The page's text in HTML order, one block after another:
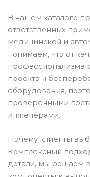
В нашем каталоге
ответственных
медицинской и
понимаем, что от
профессионализма
проекта и
оборудования,
проверенными
инженерами.
Почему клиенты
Комплексный
детали, мы решаем